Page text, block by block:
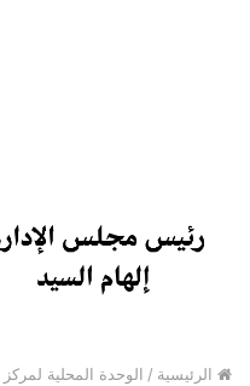
الرئيسية / الوحدة المحلية